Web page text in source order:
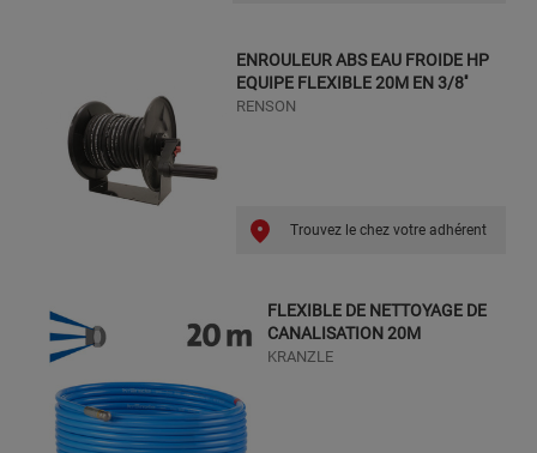
ENROULEUR ABS EAU FROIDE HP
EQUIPE FLEXIBLE 20M EN 3/8''
RENSON
Trouvez le chez votre adhérent
FLEXIBLE DE NETTOYAGE DE
CANALISATION 20M
KRANZLE